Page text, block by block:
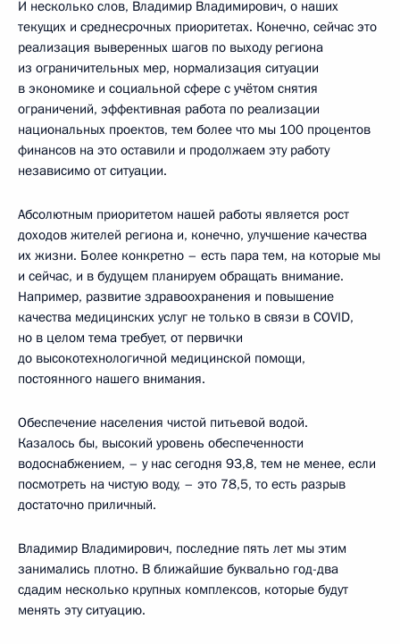
И несколько слов, Владимир Владимирович, о наших
текущих и среднесрочных приоритетах. Конечно, сейчас это
реализация выверенных шагов по выходу региона
из ограничительных мер, нормализация ситуации
в экономике и социальной сфере с учётом снятия
ограничений, эффективная работа по реализации
национальных проектов, тем более что мы 100 процентов
финансов на это оставили и продолжаем эту работу
независимо от ситуации.
Абсолютным приоритетом нашей работы является рост
доходов жителей региона и, конечно, улучшение качества
их жизни. Более конкретно – есть пара тем, на которые мы
и сейчас, и в будущем планируем обращать внимание.
Например, развитие здравоохранения и повышение
качества медицинских услуг не только в связи в COVID,
но в целом тема требует, от первички
до высокотехнологичной медицинской помощи,
постоянного нашего внимания.
Обеспечение населения чистой питьевой водой.
Казалось бы, высокий уровень обеспеченности
водоснабжением, – у нас сегодня 93,8, тем не менее, если
посмотреть на чистую воду, – это 78,5, то есть разрыв
достаточно приличный.
Владимир Владимирович, последние пять лет мы этим
занимались плотно. В ближайшие буквально год-два
сдадим несколько крупных комплексов, которые будут
менять эту ситуацию.